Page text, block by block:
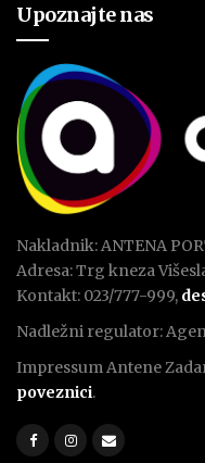
Upoznajte nas
Nakladnik: ANTENA
Adresa: Trg kneza
Kontakt: 023/777-999,
Nadležni regulator:
Impressum Antene
poveznici.